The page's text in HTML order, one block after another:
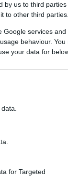
by us to third
to other third parties.
services
behaviour.
your data for
for Targeted
del sito o